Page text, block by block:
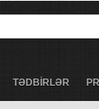
TƏDBİRLƏR